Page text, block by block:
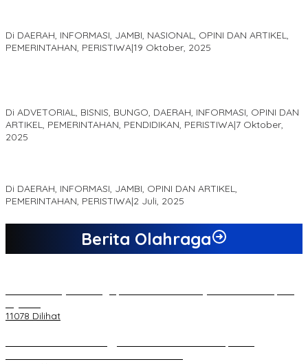
Di DAERAH, INFORMASI, JAMBI, NASIONAL, OPINI DAN ARTIKEL,
PEMERINTAHAN, PERISTIWA|19 Oktober, 2025
Di ADVETORIAL, BISNIS, BUNGO, DAERAH, INFORMASI, OPINI DAN
ARTIKEL, PEMERINTAHAN, PENDIDIKAN, PERISTIWA|7 Oktober,
2025
Di DAERAH, INFORMASI, JAMBI, OPINI DAN ARTIKEL,
PEMERINTAHAN, PERISTIWA|2 Juli, 2025
Berita Olahraga
11078 Dilihat